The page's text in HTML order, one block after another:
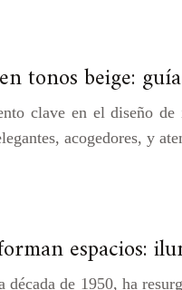
tonos beige:
clave en el diseño
acogedores, y
espacios:
de 1950, ha